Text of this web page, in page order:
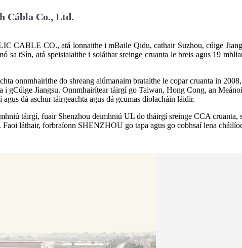
Cábla Co., Ltd.
CO., atá lonnaithe i mBaile Qidu, cathair Suzhou, cúige
sa tSín, atá speisialaithe i soláthar sreinge cruanta le breis agus 19
onnmhairithe do shreang alúmanaim brataithe le copar cruanta in
i gCúige Jiangsu. Onnmhairítear táirgí go Taiwan, Hong Cong, an
dá aschur táirgeachta agus dá gcumas díolacháin láidir.
táirgí, fuair Shenzhou deimhniú UL do tháirgí sreinge CCA
láthair, forbraíonn SHENZHOU go tapa agus go cobhsaí lena